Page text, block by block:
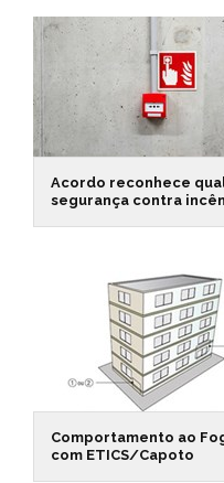
Acordo reconhece
segurança contra
Comportamento ao
com ETICS/Capoto